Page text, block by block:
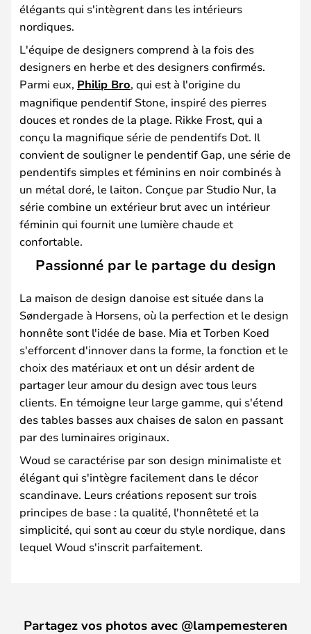
élégants qui s'intègrent dans les intérieurs
nordiques.
L'équipe de designers comprend à la fois des
designers en herbe et des designers confirmés.
Parmi eux, Philip Bro, qui est à l'origine du
magnifique pendentif Stone, inspiré des pierres
douces et rondes de la plage. Rikke Frost, qui a
conçu la magnifique série de pendentifs Dot. Il
convient de souligner le pendentif Gap, une série de
pendentifs simples et féminins en noir combinés à
un métal doré, le laiton. Conçue par Studio Nur, la
série combine un extérieur brut avec un intérieur
féminin qui fournit une lumière chaude et
confortable.
Passionné par le partage du design
La maison de design danoise est située dans la
Søndergade à Horsens, où la perfection et le design
honnête sont l'idée de base. Mia et Torben Koed
s'efforcent d'innover dans la forme, la fonction et le
choix des matériaux et ont un désir ardent de
partager leur amour du design avec tous leurs
clients. En témoigne leur large gamme, qui s'étend
des tables basses aux chaises de salon en passant
par des luminaires originaux.
Woud se caractérise par son design minimaliste et
élégant qui s'intègre facilement dans le décor
scandinave. Leurs créations reposent sur trois
principes de base : la qualité, l'honnêteté et la
simplicité, qui sont au cœur du style nordique, dans
lequel Woud s'inscrit parfaitement.
Partagez vos photos avec @lampemesteren